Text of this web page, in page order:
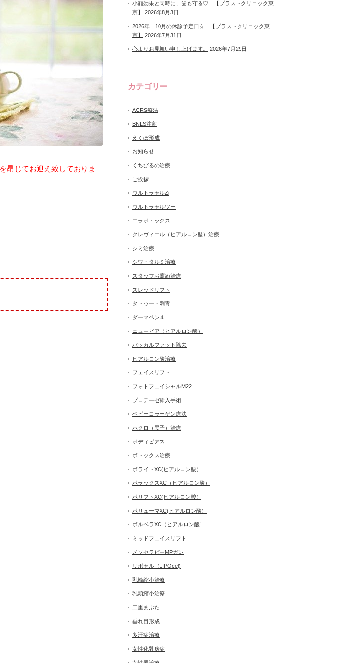
を昂じてお迎え致しておりま
小顔効果と同時に、歯も守る♡ 【プラストクリニック東
京】
2026年8月3日
2026年 10月の休診予定日☆ 【プラストクリニック東
京】
2026年7月31日
心よりお見舞い申し上げます。 2026年7月29日
カテゴリー
ACRS療法
BNLS注射
えくぼ形成
お知らせ
くちびるの治療
ご挨拶
ウルトラセルZi
ウルトラセルツー
エラボトックス
クレヴィエル（ヒアルロン酸）治療
シミ治療
シワ・タルミ治療
スタッフお薦め治療
スレッドリフト
タトゥー・刺青
ダーマペン４
ニュービア（ヒアルロン酸）
バッカルファット除去
ヒアルロン酸治療
フェイスリフト
フォトフェイシャルM22
プロテーゼ挿入手術
ベビーコラーゲン療法
ホクロ（黒子）治療
ボディピアス
ボトックス治療
ボライトXC(ヒアルロン酸）
ボラックスXC（ヒアルロン酸）
ボリフトXC(ヒアルロン酸）
ボリューマXC(ヒアルロン酸）
ボルベラXC（ヒアルロン酸）
ミッドフェイスリフト
メソセラピーMPガン
リポセル（LIPOcel)
乳輪縮小治療
乳頭縮小治療
二重まぶた
垂れ目形成
多汗症治療
女性化乳房症